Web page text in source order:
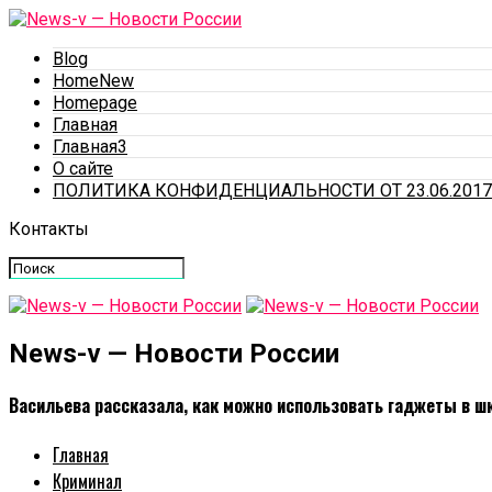
Blog
HomeNew
Homepage
Главная
Главная3
О сайте
ПОЛИТИКА КОНФИДЕНЦИАЛЬНОСТИ ОТ 23.06.2017
Контакты
News-v — Новости России
Васильева рассказала, как можно использовать гаджеты в
Главная
Криминал